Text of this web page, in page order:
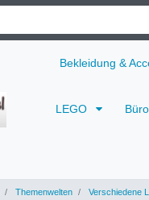
Bekleidung &
LEGO
Themenwelten Verschiedene